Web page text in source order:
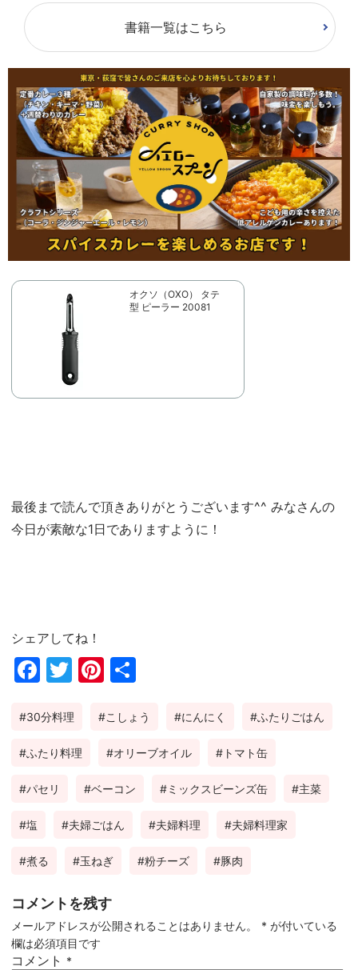
書籍一覧はこちら
オクソ（OXO） タテ
型 ピーラー 20081
最後まで読んで頂きありがとうございます^^ みなさんの
今日が素敵な1日でありますように！
シェアしてね！
Fac
ok
Twi
Pin
est
30分料理 こしょう にんにく ふたりごはん
ふたり料理 オリーブオイル トマト缶
パセリ ベーコン ミックスビーンズ缶 主菜
塩 夫婦ごはん 夫婦料理 夫婦料理家
煮る 玉ねぎ 粉チーズ 豚肉
コメントを残す
メールアドレスが公開されることはありません。 * が付いている
欄は必須項目です
コメント *